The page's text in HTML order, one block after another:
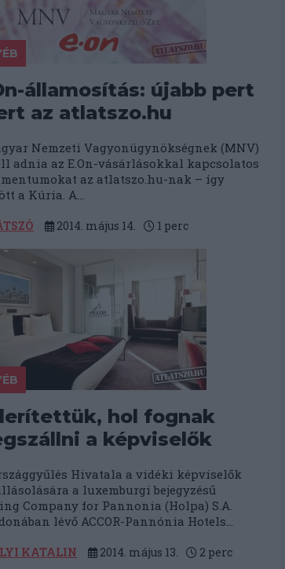
államosítás: újabb pert
az atlatszo.hu
Nemzeti Vagyonügynökségnek (MNV)
adnia az E.On-vásárlásokkal kapcsolatos
az atlatszo.hu-nak – így
a Kúria. A...
2014. május 14. 1 perc
hol fognak
a képviselők
Hivatala a vidéki képviselők
a luxemburgi bejegyzésű
Company for Pannonia (Holpa) S.A.
lévő ACCOR-Pannónia Hotels...
KATALIN 2014. május 13. 2 perc